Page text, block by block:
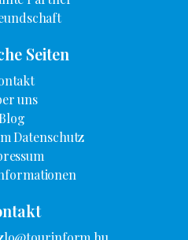
Seiten
uns
Datenschutz